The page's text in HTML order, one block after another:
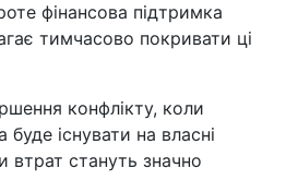
фінансова підтримка
тимчасово покривати ці
конфлікту, коли
існувати на власні
втрат стануть значно